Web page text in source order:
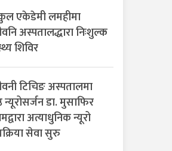
एकेडेमी लमहीमा
अस्पतालद्धारा निःशुल्क
शिविर
टिचिङ अस्पतालमा
न्यूरोसर्जन डा. मुसाफिर
अत्याधुनिक न्यूरो
सेवा सुरु